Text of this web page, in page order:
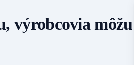
výrobcovia môžu